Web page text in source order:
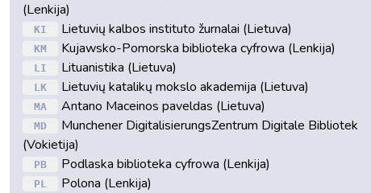
(Lenkija)
KI Lietuvių kalbos instituto žurnalai (Lietuva)
KM Kujawsko-Pomorska biblioteka cyfrowa (Lenkija)
LI Lituanistika (Lietuva)
LK Lietuvių katalikų mokslo akademija (Lietuva)
MA Antano Maceinos paveldas (Lietuva)
MD
Munchener DigitalisierungsZentrum Digitale Bibliotek
(Vokietija)
PB Podlaska biblioteka cyfrowa (Lenkija)
PL Polona (Lenkija)